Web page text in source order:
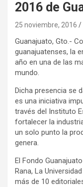
2016 de
25 noviembre, 2016
Guanajuato, Gto.-
guanajuatenses, la
año en una de las
mundo.
Dicha presencia se
es una iniciativa
través del Instituto
fortalecer la
un solo punto la
genera.
El Fondo
Rana, La
más de 10